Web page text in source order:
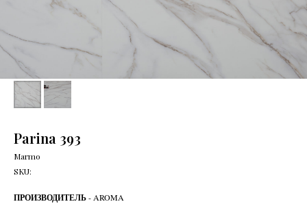
Parina 393
Marmo
SKU:
ПРОИЗВОДИТЕЛЬ- AROMA